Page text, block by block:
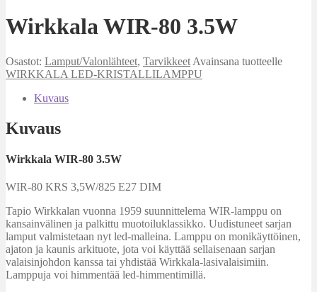
Wirkkala WIR-80 3.5W
Osastot: Lamput/Valonlähteet, Tarvikkeet Avainsana tuotteelle
WIRKKALA LED-KRISTALLILAMPPU
Kuvaus
Kuvaus
Wirkkala WIR-80 3.5W
WIR-80 KRS 3,5W/825 E27 DIM
Tapio Wirkkalan vuonna 1959 suunnittelema WIR-lamppu on
kansainvälinen ja palkittu muotoiluklassikko. Uudistuneet sarjan
lamput valmistetaan nyt led-malleina. Lamppu on monikäyttöinen,
ajaton ja kaunis arkituote, jota voi käyttää sellaisenaan sarjan
valaisinjohdon kanssa tai yhdistää Wirkkala-lasivalaisimiin.
Lamppuja voi himmentää led-himmentimillä.